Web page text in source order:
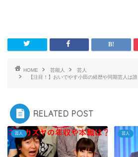
HOME 芸能人
芸人
【注目！】おいでやす小田の経歴や同期芸人は
RELATED POST
芸人 芸人